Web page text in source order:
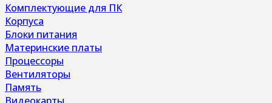
Комплектующие для ПК
Корпуса
Блоки питания
Материнские платы
Процессоры
Вентиляторы
Память